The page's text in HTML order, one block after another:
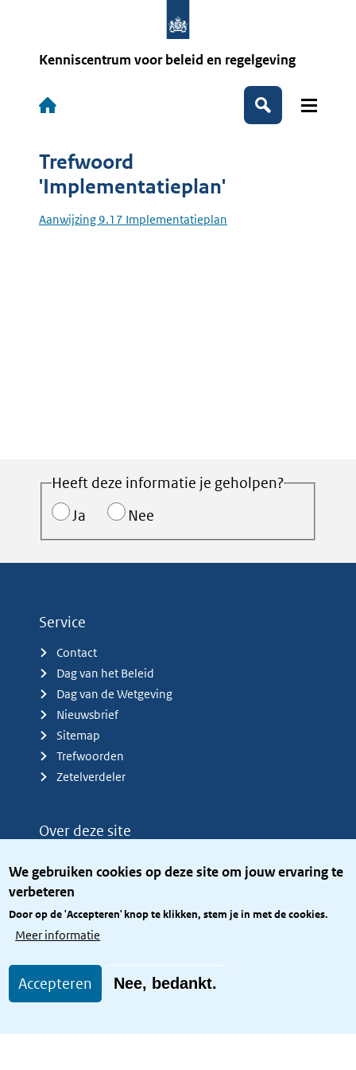
We gebruiken cookies op deze site om jouw ervaring te
verbeteren
Door op de 'Accepteren' knop te klikken, stem je in met de cookies.
Meer informatie
Accepteren Nee, bedankt.
Kenniscentrum voor beleid en regelgeving
Hoofdnavigatie
Zoeken
Trefwoord
'Implementatieplan'
Aanwijzing 9.17 Implementatieplan
Heeft deze informatie je geholpen?
Ja
Nee
Service
Contact
Dag van het Beleid
Dag van de Wetgeving
Nieuwsbrief
Sitemap
Trefwoorden
Zetelverdeler
Over deze site
Privacy
Toegang site openbaar
Toegankelijkheid